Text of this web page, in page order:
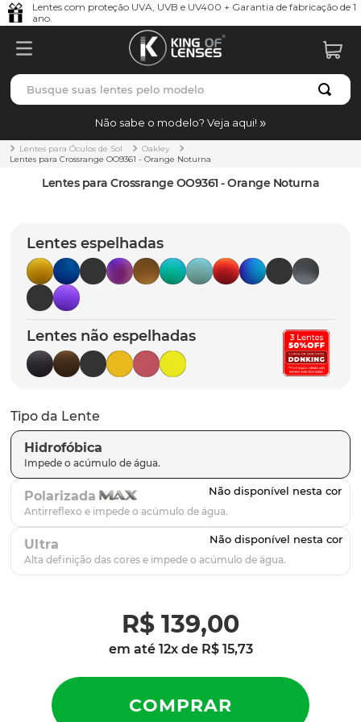
Lentes com proteção UVA, UVB e UV400 + Garantia de fabricação de 1
ano.
Busque suas lentes pelo modelo
Não sabe o modelo? Veja aqui!
Lentes para Óculos de Sol
Oakley
Lentes para Crossrange OO9361 - Orange Noturna
Lentes para Crossrange OO9361 - Orange Noturna
Lentes espelhadas
Lentes não espelhadas
Tipo da Lente
Hidrofóbica
Polarizada
Ultra
R$ 139,00
em até 12x de R$ 15,73
TERMOS MAIS BUSCADOS
1º borrachas
holbrook
5º chaves
6º t-shock
7º gasket
8º parafusos
9º latch